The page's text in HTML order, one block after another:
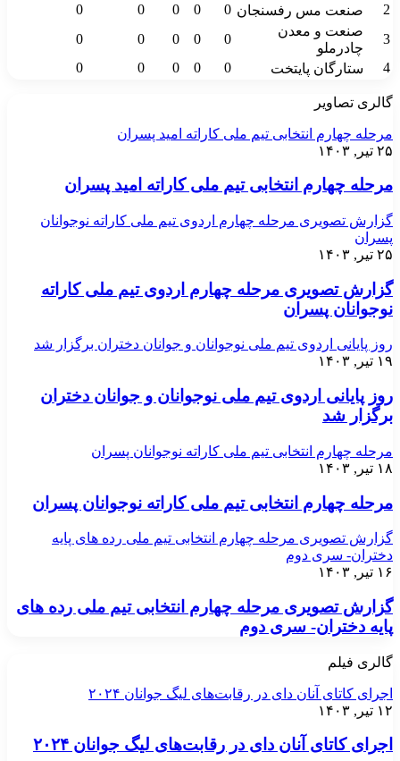
2
صنعت مس رفسنجان 0
0
0
0
0
3
صنعت و معدن
چادرملو
0
0
0
0
0
4
ستارگان پایتخت 0
0
0
0
0
گالری تصاویر
مرحله چهارم انتخابی تیم ملی کاراته امید پسران
۲۵ تیر, ۱۴۰۳
مرحله چهارم انتخابی تیم ملی کاراته امید پسران
گزارش تصویری مرحله چهارم اردوی تیم ملی کاراته نوجوانان
پسران
۲۵ تیر, ۱۴۰۳
گزارش تصویری مرحله چهارم اردوی تیم ملی کاراته
نوجوانان پسران
روز پایانی اردوی تیم ملی نوجوانان و جوانان دختران برگزار شد
۱۹ تیر, ۱۴۰۳
روز پایانی اردوی تیم ملی نوجوانان و جوانان دختران
برگزار شد
مرحله چهارم انتخابی تیم ملی کاراته نوجوانان پسران
۱۸ تیر, ۱۴۰۳
مرحله چهارم انتخابی تیم ملی کاراته نوجوانان پسران
گزارش تصویری مرحله چهارم انتخابی تیم ملی رده های پایه
دختران- سری دوم
۱۶ تیر, ۱۴۰۳
گزارش تصویری مرحله چهارم انتخابی تیم ملی رده های
پایه دختران- سری دوم
گالری فیلم
اجرای کاتای آنان دای در رقابت‌های لیگ جوانان ۲۰۲۴
۱۲ تیر, ۱۴۰۳
اجرای کاتای آنان دای در رقابت‌های لیگ جوانان ۲۰۲۴